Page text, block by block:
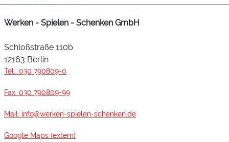
Werken - Spielen - Schenken GmbH
Schloßstraße 110b
12163 Berlin
Tel.: 030 790809-0
Fax: 030 790809-99
Mail: info@werken-spielen-schenken.de
Google Maps (extern)